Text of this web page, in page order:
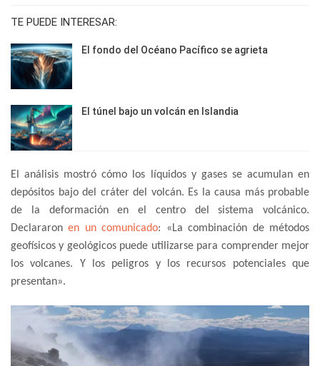
TE PUEDE INTERESAR:
El fondo del Océano Pacífico se agrieta
El túnel bajo un volcán en Islandia
El análisis mostró cómo los líquidos y gases se acumulan en
depósitos bajo del cráter del volcán. Es la causa más probable
de la deformación en el centro del sistema volcánico.
Declararonen un comunicado: «La combinación de métodos
geofísicos y geológicos puede utilizarse para comprender mejor
los volcanes. Y los peligros y los recursos potenciales que
presentan».